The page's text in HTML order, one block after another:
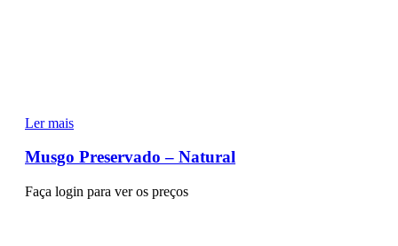
Ler mais
Musgo Preservado – Natural
Faça login para ver os preços